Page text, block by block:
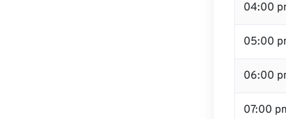
04:00
05:00
06:00
07:00